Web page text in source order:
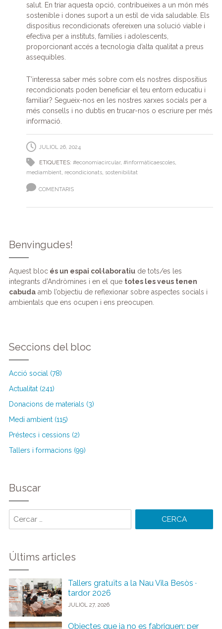
salut. En triar aquesta opció, contribueixes a un món més
sostenible i dones suport a un estil de vida saludable. Els
dispositius recondicionats ofereixen una solució viable i
efectiva per a instituts, famílies i adolescents,
proporcionant accés a tecnologia d’alta qualitat a preus
assequibles.
T’interessa saber més sobre com els nostres dispositius
recondicionats poden beneficiar el teu entorn educatiu i
familiar? Segueix-nos en les nostres xarxes socials per a
més consells i no dubtis en trucar-nos o escriure per més
informació.
JULIOL 26, 2024
ETIQUETES: #economiacircular, #informàticaescoles,
mediambient
recondicionats, sostenibilitat
COMENTARIS
Benvingudes!
Aquest blocés un espai col·laboratiude tots/es les
integrants d’Andròmines i en el que totes les veus tenen
cabudaamb l’objectiu de reflexionar sobre aspectes socials i
ambientals que ens ocupen i ens preocupen.
Seccions del bloc
Acció social (78)
Actualitat (241)
Donacions de materials (3)
Medi ambient (115)
Préstecs i cessions (2)
Tallers i formacions (99)
Buscar
Cercar
Últims articles
Tallers gratuïts a la Nau Vila Besòs ·
tardor 2026
JULIOL 27, 2026
Objectes que ja no es fabriquen: per